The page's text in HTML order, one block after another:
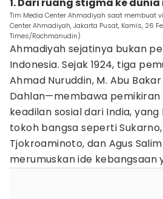
Tim Media Center Ahmadiyah saat membuat
Center Ahmadiyah, Jakarta Pusat, Kamis, 26
Times/Rochmanudin)
Ahmadiyah sejatinya bukan
Indonesia. Sejak 1924, tiga
Ahmad Nuruddin, M. Abu
Dahlan—membawa pemikiran
keadilan sosial dari India,
tokoh bangsa seperti Sukarno,
Tjokroaminoto, dan Agus
merumuskan ide kebangsaan